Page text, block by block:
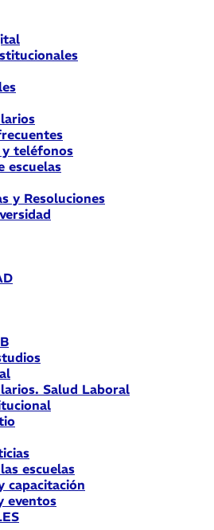
y teléfonos
escuelas
y Resoluciones
Salud Laboral
escuelas
capacitación
eventos